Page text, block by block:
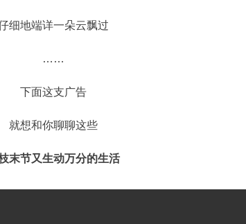
细地端详一朵云飘过
……
下面这支广告
就想和你聊聊这些
末节又生动万分的生活